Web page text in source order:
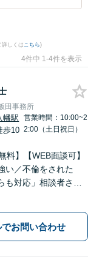
詳しくは こちら)
4件中 1-4件を表示
田事務所
幡駅
歩10
営業時間：10:00~2
2:00（土日祝日）
料】【WEB面談可】
い／不倫をされた
も対応」相談者さま
務対応など企業法務
事業承継の対応実績
でお問い合わせ